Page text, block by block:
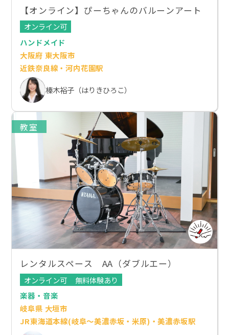
【オンライン】ぴーちゃんのバルーンアート
オンライン可
ハンドメイド
大阪府 東大阪市
近鉄奈良線・河内花園駅
榛木裕子（はりきひろこ）
教室
レンタルスペース AA（ダブルエー）
オンライン可
無料体験あり
楽器・音楽
岐阜県 大垣市
JR東海道本線(岐阜～美濃赤坂・米原)・美濃赤坂駅